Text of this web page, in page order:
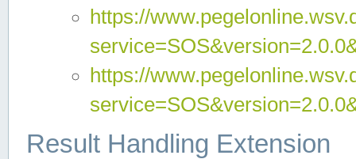
https://
https://
Result Handling Extension